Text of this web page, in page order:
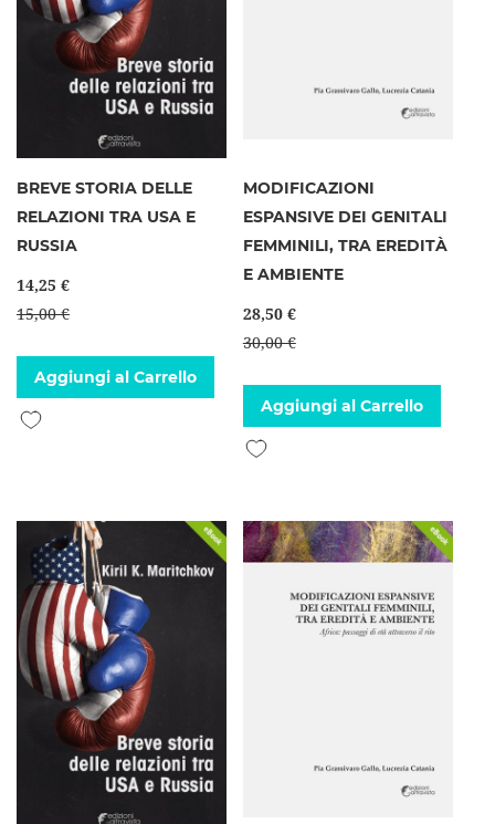
BREVE STORIA DELLE
RELAZIONI TRA USA E
RUSSIA
14,25 €
15,00 €
Aggiungi al Carrello
Aggiungi alla lista desideri
MODIFICAZIONI
ESPANSIVE DEI GENITALI
FEMMINILI, TRA EREDITÀ
E AMBIENTE
28,50 €
30,00 €
Aggiungi al Carrello
Aggiungi alla lista desideri